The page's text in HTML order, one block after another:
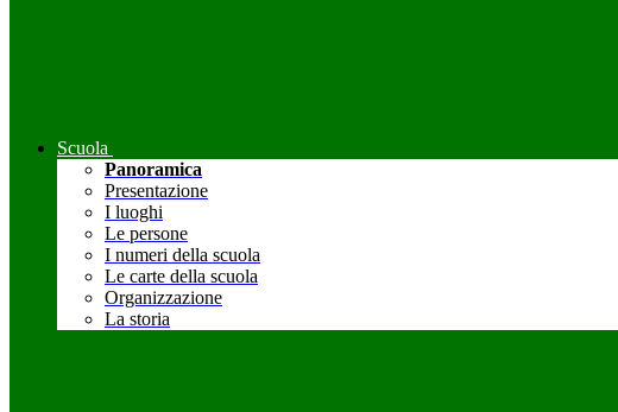
Scuola
Panoramica
Presentazione
I luoghi
Le persone
I numeri della scuola
Le carte della scuola
Organizzazione
La storia